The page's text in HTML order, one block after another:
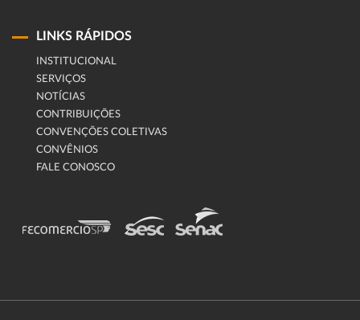
LINKS RÁPIDOS
INSTITUCIONAL
SERVIÇOS
NOTÍCIAS
CONTRIBUIÇÕES
CONVENÇÕES COLETIVAS
CONVÊNIOS
FALE CONOSCO